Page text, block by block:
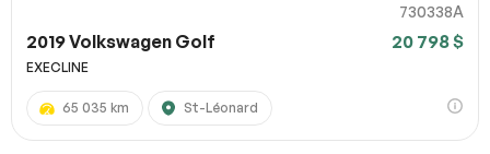
730338A
2019 Volkswagen Golf 20 798 $
EXECLINE
65 035 km St-Léonard